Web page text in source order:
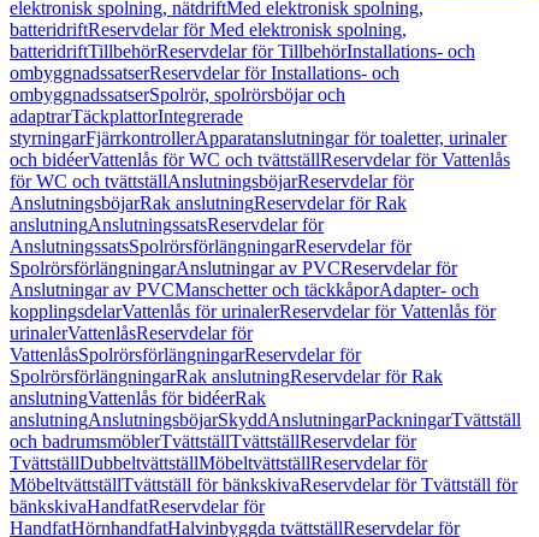
elektronisk spolning, nätdriftMed elektronisk spolning,
batteridriftReservdelar för Med elektronisk spolning,
batteridriftTillbehörReservdelar för TillbehörInstallations- och
ombyggnadssatserReservdelar för Installations- och
ombyggnadssatserSpolrör, spolrörsböjar och
adaptrarTäckplattorIntegrerade
styrningarFjärrkontrollerApparatanslutningar för toaletter, urinaler
och bidéerVattenlås för WC och tvättställReservdelar för Vattenlås
för WC och tvättställAnslutningsböjarReservdelar för
AnslutningsböjarRak anslutningReservdelar för Rak
anslutningAnslutningssatsReservdelar för
AnslutningssatsSpolrörsförlängningarReservdelar för
SpolrörsförlängningarAnslutningar av PVCReservdelar för
Anslutningar av PVCManschetter och täckkåporAdapter- och
kopplingsdelarVattenlås för urinalerReservdelar för Vattenlås för
urinalerVattenlåsReservdelar för
VattenlåsSpolrörsförlängningarReservdelar för
SpolrörsförlängningarRak anslutningReservdelar för Rak
anslutningVattenlås för bidéerRak
anslutningAnslutningsböjarSkyddAnslutningarPackningarTvättställ
och badrumsmöblerTvättställTvättställReservdelar för
TvättställDubbeltvättställMöbeltvättställReservdelar för
MöbeltvättställTvättställ för bänkskivaReservdelar för Tvättställ för
bänkskivaHandfatReservdelar för
HandfatHörnhandfatHalvinbyggda tvättställReservdelar för